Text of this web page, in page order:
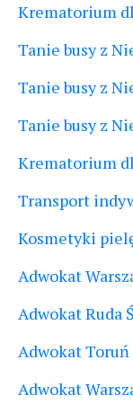
Krematorium
Tanie busy z
Tanie busy z
Tanie busy z
Krematorium
Transport
Kosmetyki
Adwokat
Adwokat Ruda
Adwokat Toruń
Adwokat